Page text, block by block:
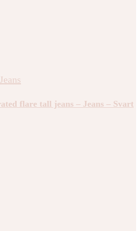
Jeans
flare tall jeans – Jeans – Svart